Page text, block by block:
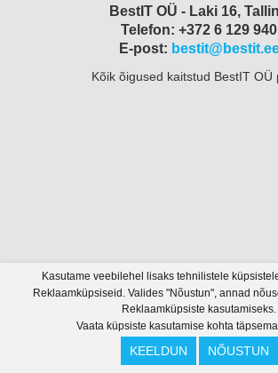
BestIT OÜ - Laki 16,
Telefon: +372 6 129 940
E-post:
Kõik õigused kaitstud BestIT OÜ
Kasutame veebilehel lisaks tehnilistele
Reklaamküpsiseid. Valides "Nõustun", annad
Reklaamküpsiste kasutamiseks.
Vaata küpsiste kasutamise kohta
KEELDUN NÕUSTUN